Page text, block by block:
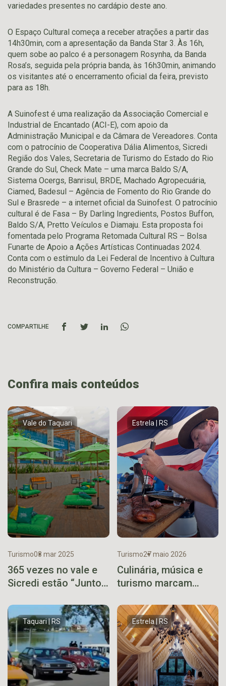
variedades presentes no cardápio deste ano.
O Espaço Cultural começa a receber atrações a partir das
14h30min, com a apresentação da Banda Star 3. Às 16h,
quem sobe ao palco é a personagem Rosynha, da Banda
Rosa’s, seguida pela própria banda, às 16h30min, animando
os visitantes até o encerramento oficial da feira, previsto
para as 18h.
A Suinofest é uma realização da Associação Comercial e
Industrial de Encantado (ACI-E), com apoio da
Administração Municipal e da Câmara de Vereadores. Conta
com o patrocínio de Cooperativa Dália Alimentos, Sicredi
Região dos Vales, Secretaria de Turismo do Estado do Rio
Grande do Sul, Check Mate – uma marca Baldo S/A,
Sistema Ocergs, Banrisul, BRDE, Machado Agropecuária,
Ciamed, Badesul – Agência de Fomento do Rio Grande do
Sul e Brasrede – a internet oficial da Suinofest. O patrocínio
cultural é de Fasa – By Darling Ingredients, Postos Buffon,
Baldo S/A, Pretto Veículos e Diamaju. Esta proposta foi
fomentada pelo Programa Retomada Cultural RS – Bolsa
Funarte de Apoio a Ações Artísticas Continuadas 2024.
Conta com o estímulo da Lei Federal de Incentivo à Cultura
do Ministério da Cultura – Governo Federal – União e
Reconstrução.
COMPARTILHE
Confira mais conteúdos
Vale do Taquari
Turismo03 mar 2025
365 vezes no vale e
Sicredi estão “Juntos
Regional”
Estrela | RS
Turismo27 maio 2026
Culinária, música e
turismo marcam
150 anos de Estrela
Taquari | RS Estrela | RS